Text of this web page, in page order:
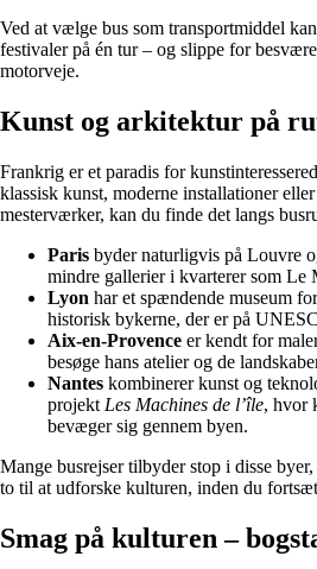
Ved at vælge bus som transportmiddel
festivaler på én tur – og slippe for
motorveje.
Kunst og arkitektur på
Frankrig er et paradis for
klassisk kunst, moderne installationer
mesterværker, kan du finde det langs
Paris byder naturligvis på Louvre
mindre gallerier i kvarterer som Le
Lyon har et spændende museum
historisk bykerne, der er på
Aix-en-Provence er kendt for
besøge hans atelier og de
Nantes kombinerer kunst og
projekt Les Machines de l’île, hvor
bevæger sig gennem byen.
Mange busrejser tilbyder stop i disse
to til at udforske kulturen, inden du
Smag på kulturen –